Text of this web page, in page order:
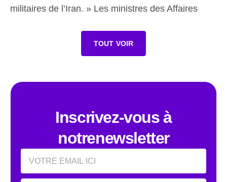
militaires de l’Iran. » Les ministres des Affaires
TOUT VOIR
Inscrivez-vous à
notrenewsletter
Email